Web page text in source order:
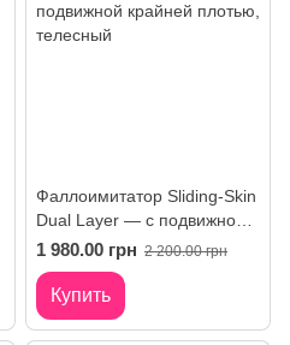
Фаллоимитатор Sliding-Skin
Dual Layer — с подвижной
крайней плотью
1 980.00 грн 2 200.00 грн
Купить